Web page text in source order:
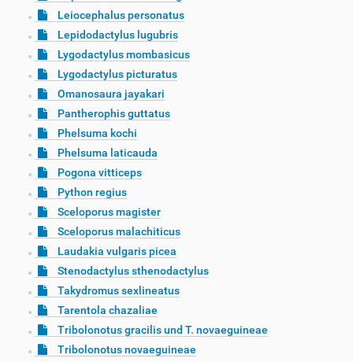
Leiocephalus personatus
Lepidodactylus lugubris
Lygodactylus mombasicus
Lygodactylus picturatus
Omanosaura jayakari
Pantherophis guttatus
Phelsuma kochi
Phelsuma laticauda
Pogona vitticeps
Python regius
Sceloporus magister
Sceloporus malachiticus
Laudakia vulgaris picea
Stenodactylus sthenodactylus
Takydromus sexlineatus
Tarentola chazaliae
Tribolonotus gracilis und T. novaeguineae
Tribolonotus novaeguineae